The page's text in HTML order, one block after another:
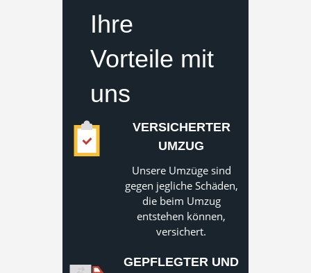
Ihre
Vorteile mit
uns
VERSICHERTER
UMZUG
Unsere Umzüge sind
gegen jegliche Schäden,
die beim Umzug
entstehen können,
versichert.
GEPFLEGTER UND